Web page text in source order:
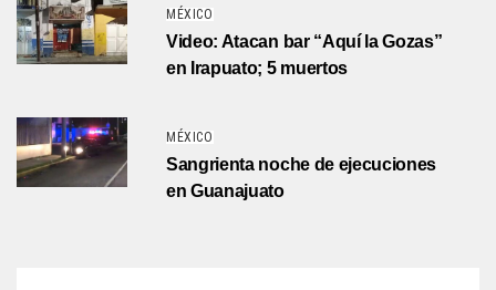
MÉXICO
Video: Atacan bar “Aquí la Gozas”
en Irapuato; 5 muertos
MÉXICO
Sangrienta noche de ejecuciones
en Guanajuato